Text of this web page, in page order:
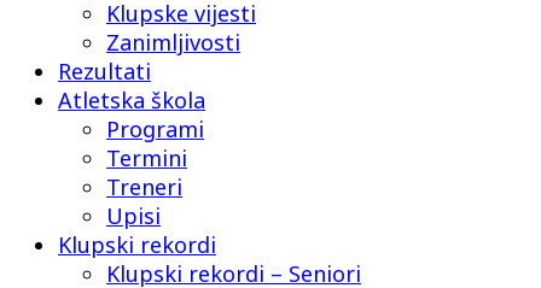
Klupske vijesti
Zanimljivosti
Rezultati
Atletska škola
Programi
Termini
Treneri
Upisi
Klupski rekordi
Klupski rekordi – Seniori